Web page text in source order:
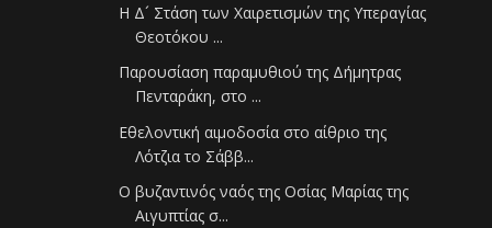
Η Δ´ Στάση των Χαιρετισμών της Υπεραγίας
Θεοτόκου ...
Παρουσίαση παραμυθιού της Δήμητρας
Πενταράκη, στο ...
Εθελοντική αιμοδοσία στο αίθριο της
Λότζια το Σάββ...
Ο βυζαντινός ναός της Οσίας Μαρίας της
Αιγυπτίας σ...